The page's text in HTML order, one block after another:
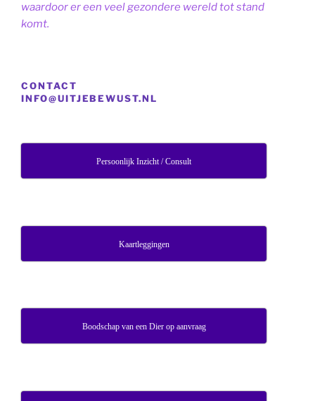
waardoor er een veel gezondere wereld tot stand
komt.
CONTACT
INFO@UITJEBEWUST.NL
Persoonlijk Inzicht / Consult
Kaartleggingen
Boodschap van een Dier op aanvraag